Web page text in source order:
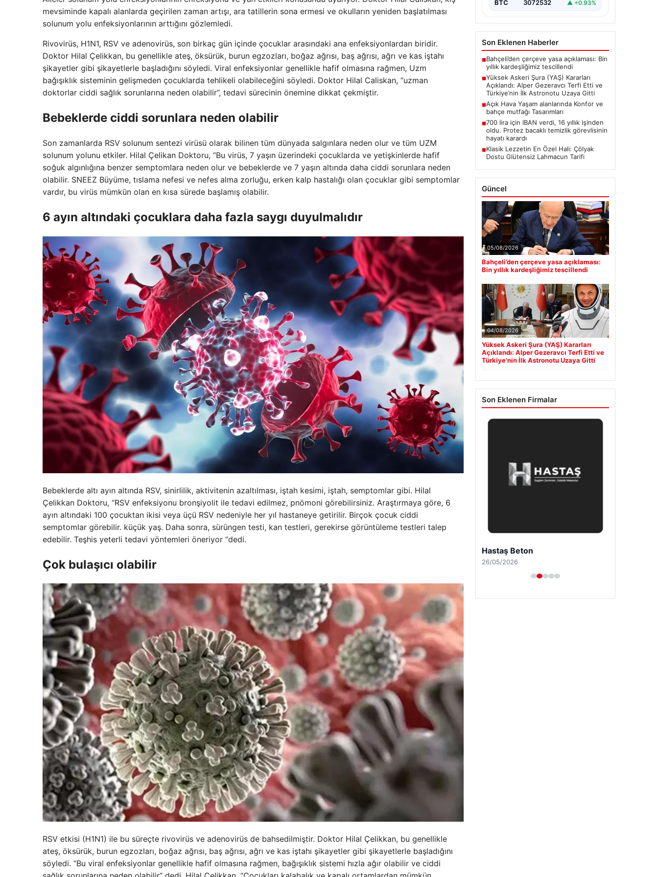
mevsiminde kapalı alanlarda geçirilen zaman artışı, ara tatillerin sona ermesi ve okulların yeniden başlatılması
solunum yolu enfeksiyonlarının arttığını gözlemledi.
Rivovirüs, H1N1, RSV ve adenovirüs, son birkaç gün içinde çocuklar arasındaki ana enfeksiyonlardan biridir.
Doktor Hilal Çelikkan, bu genellikle ateş, öksürük, burun egzozları, boğaz ağrısı, baş ağrısı, ağrı ve kas iştahı
şikayetler gibi şikayetlerle başladığını söyledi. Viral enfeksiyonlar genellikle hafif olmasına rağmen, Uzm
bağışıklık sisteminin gelişmeden çocuklarda tehlikeli olabileceğini söyledi. Doktor Hilal Caliskan, “uzman
doktorlar ciddi sağlık sorunlarına neden olabilir”, tedavi sürecinin önemine dikkat çekmiştir.
Bebeklerde ciddi sorunlara neden olabilir
Son zamanlarda RSV solunum sentezi virüsü olarak bilinen tüm dünyada salgınlara neden olur ve tüm UZM
solunum yolunu etkiler. Hilal Çelikan Doktoru, “Bu virüs, 7 yaşın üzerindeki çocuklarda ve yetişkinlerde hafif
soğuk algınlığına benzer semptomlara neden olur ve bebeklerde ve 7 yaşın altında daha ciddi sorunlara neden
olabilir. SNEEZ Büyüme, tıslama nefesi ve nefes alma zorluğu, erken kalp hastalığı olan çocuklar gibi semptomlar
vardır, bu virüs mümkün olan en kısa sürede başlamış olabilir.
6 ayın altındaki çocuklara daha fazla saygı duyulmalıdır
Bebeklerde altı ayın altında RSV, sinirlilik, aktivitenin azaltılması, iştah kesimi, iştah, semptomlar gibi. Hilal
Çelikkan Doktoru, “RSV enfeksiyonu bronşiyolit ile tedavi edilmez, pnömoni görebilirsiniz. Araştırmaya göre, 6
ayın altındaki 100 çocuktan ikisi veya üçü RSV nedeniyle her yıl hastaneye getirilir. Birçok çocuk ciddi
semptomlar görebilir. küçük yaş. Daha sonra, sürüngen testi, kan testleri, gerekirse görüntüleme testleri talep
edebilir. Teşhis yeterli tedavi yöntemleri öneriyor “dedi.
Çok bulaşıcı olabilir
RSV etkisi (H1N1) ile bu süreçte rivovirüs ve adenovirüs de bahsedilmiştir. Doktor Hilal Çelikkan, bu genellikle
ateş, öksürük, burun egzozları, boğaz ağrısı, baş ağrısı, ağrı ve kas iştahı şikayetler gibi şikayetlerle başladığını
söyledi. “Bu viral enfeksiyonlar genellikle hafif olmasına rağmen, bağışıklık sistemi hızla ağır olabilir ve ciddi
oluşturan Yüksek Askeri Şura
BTC 3072532 ▲ +0.93%
Son Eklenen Haberler
■Bahçeli’den çerçeve yasa açıklaması: Bin
yıllık kardeşliğimiz tescillendi
■Yüksek Askeri Şura (YAŞ) Kararları
Açıklandı: Alper Gezeravcı Terfi Etti ve
Türkiye’nin İlk Astronotu Uzaya Gitti
■Açık Hava Yaşam alanlarında Konfor ve
bahçe mutfağı Tasarımları
■700 lira için IBAN verdi, 16 yıllık işinden
oldu. Protez bacaklı temizlik görevlisinin
hayatı karardı
■Klasik Lezzetin En Özel Hali: Çölyak
Dostu Glütensiz Lahmacun Tarifi
Güncel
05/08/2026
Bahçeli’den çerçeve yasa açıklaması:
Bin yıllık kardeşliğimiz tescillendi
04/08/2026
Yüksek Askeri Şura (YAŞ) Kararları
Açıklandı: Alper Gezeravcı Terfi Etti ve
Türkiye’nin İlk Astronotu Uzaya Gitti
Son Eklenen Firmalar
Hastaş Beton
26/05/2026